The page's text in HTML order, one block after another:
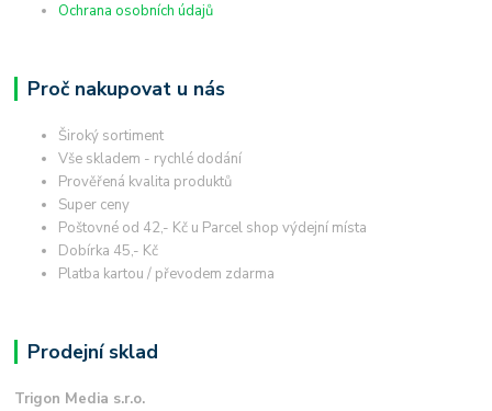
Ochrana osobních údajů
Proč nakupovat u nás
Široký sortiment
Vše skladem - rychlé dodání
Prověřená kvalita produktů
Super ceny
Poštovné od 42,- Kč u Parcel shop výdejní místa
Dobírka 45,- Kč
Platba kartou / převodem zdarma
Prodejní sklad
Trigon Media s.r.o.